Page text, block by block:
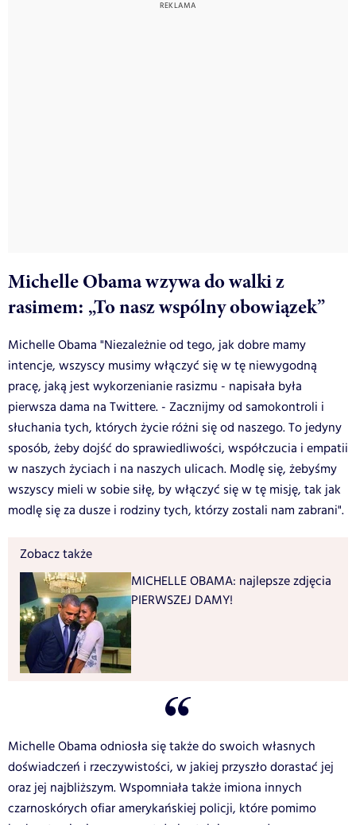
Michelle Obama wzywa do walki z
rasimem: „To nasz wspólny obowiązek”
Michelle Obama "Niezależnie od tego, jak dobre mamy
intencje, wszyscy musimy włączyć się w tę niewygodną
pracę, jaką jest wykorzenianie rasizmu - napisała była
pierwsza dama na Twittere. - Zacznijmy od samokontroli i
słuchania tych, których życie różni się od naszego. To jedyny
sposób, żeby dojść do sprawiedliwości, współczucia i empatii
w naszych życiach i na naszych ulicach. Modlę się, żebyśmy
wszyscy mieli w sobie siłę, by włączyć się w tę misję, tak jak
modlę się za dusze i rodziny tych, którzy zostali nam zabrani".
Zobacz także
MICHELLE OBAMA: najlepsze zdjęcia
PIERWSZEJ DAMY!
Michelle Obama odniosła się także do swoich własnych
doświadczeń i rzeczywistości, w jakiej przyszło dorastać jej
oraz jej najbliższym. Wspomniała także imiona innych
czarnoskórych ofiar amerykańskiej policji, które pomimo